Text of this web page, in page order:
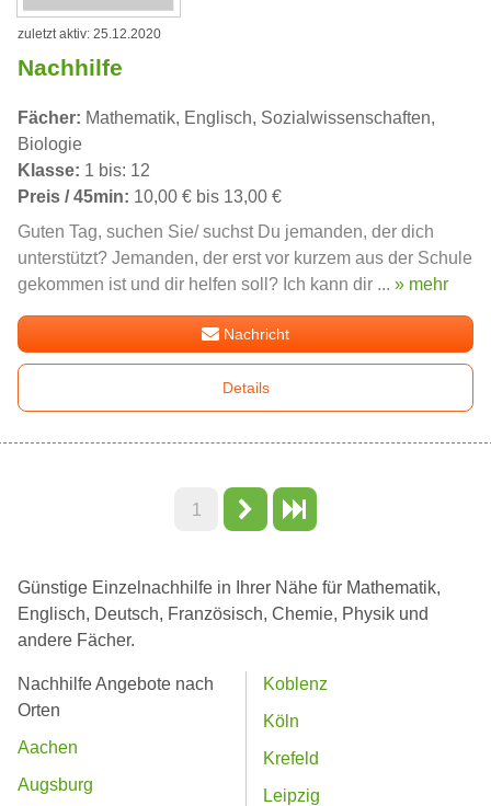
zuletzt aktiv: 25.12.2020
Nachhilfe
Fächer: Mathematik, Englisch, Sozialwissenschaften,
Biologie
Klasse: 1 bis: 12
Preis / 45min: 10,00 € bis 13,00 €
Guten Tag, suchen Sie/ suchst Du jemanden, der dich
unterstützt? Jemanden, der erst vor kurzem aus der Schule
gekommen ist und dir helfen soll? Ich kann dir ... » mehr
Nachricht
Details
1
Günstige Einzelnachhilfe in Ihrer Nähe für Mathematik,
Englisch, Deutsch, Französisch, Chemie, Physik und
andere Fächer.
Nachhilfe Angebote nach
Orten
Aachen
Augsburg
Koblenz
Köln
Krefeld
Leipzig